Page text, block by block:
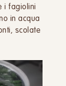
i fagiolini
in acqua
scolate